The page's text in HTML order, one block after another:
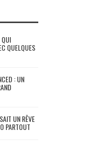
QUI
QUELQUES
: UN
UN RÊVE
PARTOUT